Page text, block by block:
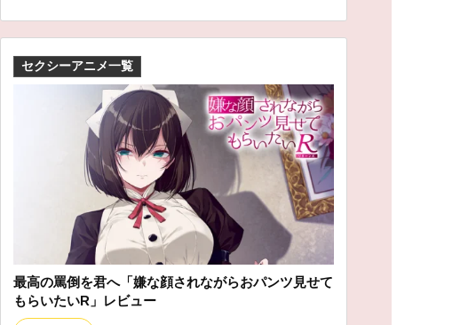
セクシーアニメ一覧
最高の罵倒を君へ「嫌な顔されながらおパンツ見せて
もらいたいR」レビュー